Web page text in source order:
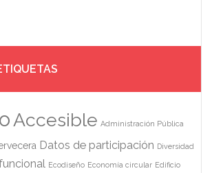
Accesible Administración Pública
Datos de participación Diversidad
Ecodiseño Economía circular Edificio